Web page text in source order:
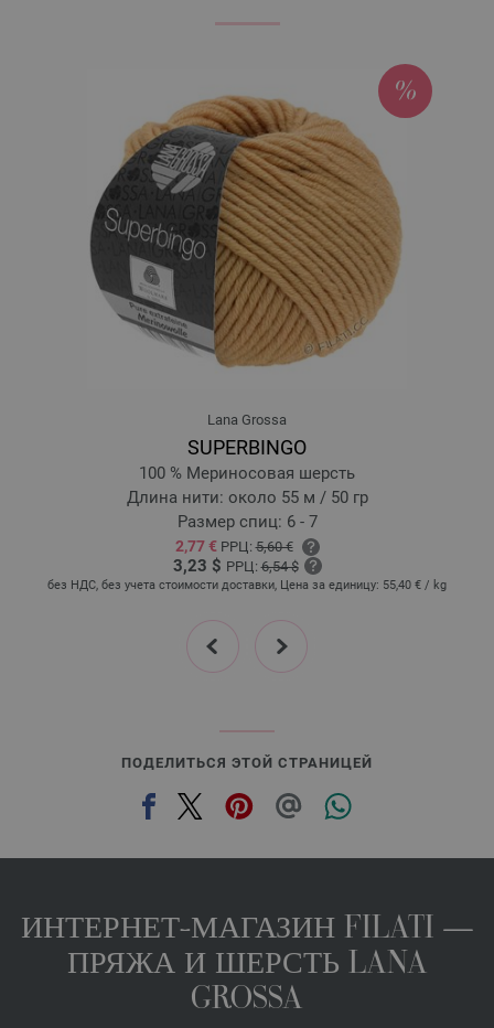
13-бирюзово-синий | EAN: 4033493361163
14-бирюзово-зелёный | EAN: 4033493361170
15-резедово-зелёный | EAN: 4033493361187
16-опалово-зелёный | EAN: 4033493361194
17-зелёный | EAN: 4033493361200
18-светло-зелёный | EAN: 4033493361217
19-фисташковый | EAN: 4033493361224
20-светло-серый | EAN: 4033493361231
21-тёмно-синий | EAN: 4033493361248
22-чёрный | EAN: 4033493361255
24-маджента | EAN: 4033493383455
25-фиалка фиолетовая | EAN: 4033493383462
26-лилово-синий | EAN: 4033493383479
27-грейдж | EAN: 4033493383486
28-карри | EAN: 4033493383493
29 | EAN: 4033493398299
35 | EAN: 4033493398350
Lana Grossa
SUPERBINGO
100 % Мериносовая шерсть
Длина нити: около 55 м / 50 гр
Размер спиц: 6 - 7
2,77 € РРЦ:5,60 €
3,23 $ РРЦ:6,54 $
без НДС, без учета стоимости доставки, Цена за единицу: 55,40 € / kg
prev next
ПОДЕЛИТЬСЯ ЭТОЙ СТРАНИЦЕЙ
ИНТЕРНЕТ-МАГАЗИН FILATI —
ПРЯЖА И ШЕРСТЬ LANA
GROSSA